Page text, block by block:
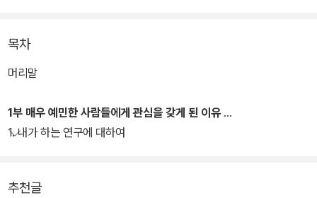
는 우울증이 아니’라고 대답한다. 이때 말을 바꿔 ‘당신은 매우 예민한
가’라고 물으면 그들은 ‘맞다, 나는 예민한 편이다’라며 수긍한다. 더
데 다수가 ‘나는 매우 예민한 편’임을 인정한다. 저자는 바로 이 때문
에 『매우 예민한 사람들을 위한 책』을 썼다. ‘매우 예민하다’는 성격적
통해 예민성을 줄이고 삶의 질을 높이는 방법을 알려주고 있다.
목차
머리말
1부 매우 예민한 사람들에게 관심을 갖게 된 이유
1. 내가 하는 연구에 대하여
추천글